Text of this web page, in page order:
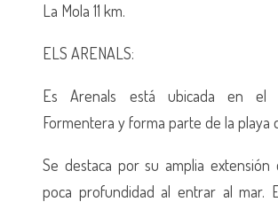
La Mola 11 km.
ELS ARENALS:
Es Arenals está ubicada en el
Formentera y forma parte de la playa
Se destaca por su amplia
poca profundidad al entrar al mar.